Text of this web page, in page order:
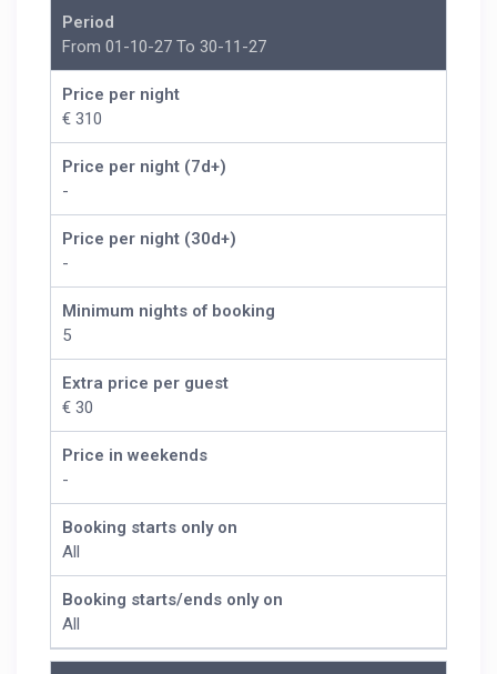
Period
From 01-10-27 To 30-11-27
Price per night
€ 310
Price per night (7d+)
-
Price per night (30d+)
-
Minimum nights of booking
5
Extra price per guest
€ 30
Price in weekends
-
Booking starts only on
All
Booking starts/ends only on
All